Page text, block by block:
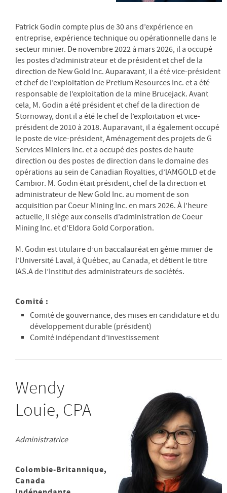
Patrick Godin compte plus de 30 ans d’expérience en
entreprise, expérience technique ou opérationnelle dans le
secteur minier. De novembre 2022 à mars 2026, il a occupé
les postes d’administrateur et de président et chef de la
direction de New Gold Inc. Auparavant, il a été vice-président
et chef de l’exploitation de Pretium Resources Inc. et a été
responsable de l’exploitation de la mine Brucejack. Avant
cela, M. Godin a été président et chef de la direction de
Stornoway, dont il a été le chef de l’exploitation et vice-
président de 2010 à 2018. Auparavant, il a également occupé
le poste de vice-président, Aménagement des projets de G
Services Miniers Inc. et a occupé des postes de haute
direction ou des postes de direction dans le domaine des
opérations au sein de Canadian Royalties, d’lAMGOLD et de
Cambior. M. Godin était président, chef de la direction et
administrateur de New Gold Inc. au moment de son
acquisition par Coeur Mining Inc. en mars 2026. À l’heure
actuelle, il siège aux conseils d’administration de Coeur
Mining Inc. et d’Eldora Gold Corporation.
M. Godin est titulaire d’un baccalauréat en génie minier de
l’Université Laval, à Québec, au Canada, et détient le titre
IAS.A de l’Institut des administrateurs de sociétés.
Comité :
Comité de gouvernance, des mises en candidature et du
développement durable (président)
Comité indépendant d’investissement
Wendy
Louie, CPA
Administratrice
Colombie-Britannique,
Canada